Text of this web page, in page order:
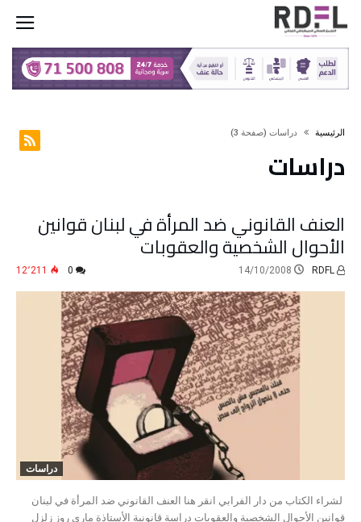
‫الرئيسية‬ دراسات (‫صفحة‬ 3)
دراسات
العنف القانوني ضد المرأة في لبنان قوانين
الأحوال الشخصية والعقوبات
14/10/2008 12٬211
دراسات
لشراء الكتاب من دار الفرابي انقر هنا العنف القانوني ضد المرأة في لبنان
قوانين الأحوال الشخصية والعقوبات دراسة قانونية الأستاذة ماري روز زلزل